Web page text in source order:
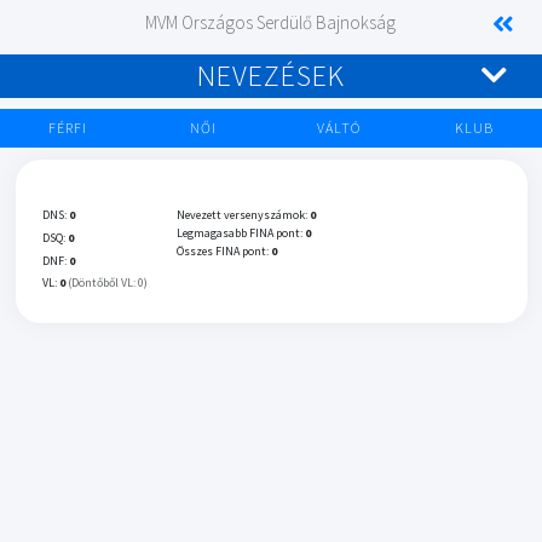
MVM Országos Serdülő Bajnokság
NEVEZÉSEK
FÉRFI NŐI VÁLTÓ KLUB
DNS: 0
DSQ: 0
DNF: 0
VL: 0 (Döntőből VL: 0)
Nevezett versenyszámok: 0
Legmagasabb FINA pont: 0
Összes FINA pont: 0